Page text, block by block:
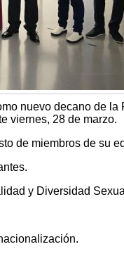
nuevo decano de la
viernes, 28 de marzo.
de miembros de su
y Diversidad